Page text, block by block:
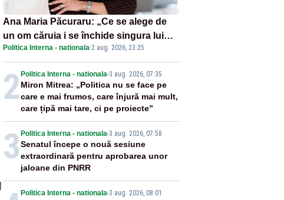
Ana Maria Păcuraru: „Ce se alege de
un om căruia i se închide singura lui
portiță?”
Politica Interna - nationala·2 aug. 2026, 23:25
2 Politica Interna - nationala-3 aug. 2026, 07:35
Miron Mitrea: „Politica nu se face pe
care e mai frumos, care înjură mai mult,
care țipă mai tare, ci pe proiecte”
3 Politica Interna - nationala-3 aug. 2026, 07:58
Senatul începe o nouă sesiune
extraordinară pentru aprobarea unor
jaloane din PNRR
Politica Interna - nationala-3 aug. 2026, 08:01